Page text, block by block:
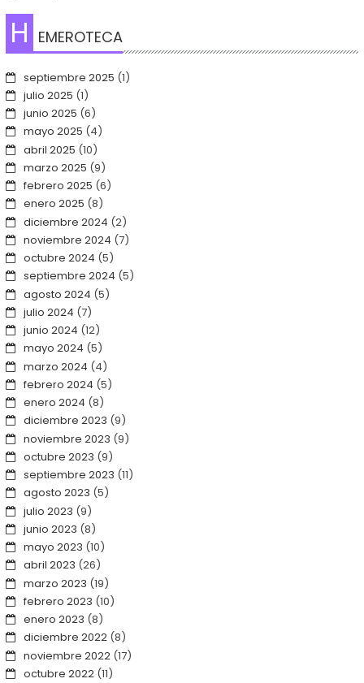
H EMEROTECA
septiembre 2025 (1)
julio 2025 (1)
junio 2025 (6)
mayo 2025 (4)
abril 2025 (10)
marzo 2025 (9)
febrero 2025 (6)
enero 2025 (8)
diciembre 2024 (2)
noviembre 2024 (7)
octubre 2024 (5)
septiembre 2024 (5)
agosto 2024 (5)
julio 2024 (7)
junio 2024 (12)
mayo 2024 (5)
marzo 2024 (4)
febrero 2024 (5)
enero 2024 (8)
diciembre 2023 (9)
noviembre 2023 (9)
octubre 2023 (9)
septiembre 2023 (11)
agosto 2023 (5)
julio 2023 (9)
junio 2023 (8)
mayo 2023 (10)
abril 2023 (26)
marzo 2023 (19)
febrero 2023 (10)
enero 2023 (8)
diciembre 2022(8)
noviembre 2022(17)
octubre 2022(11)